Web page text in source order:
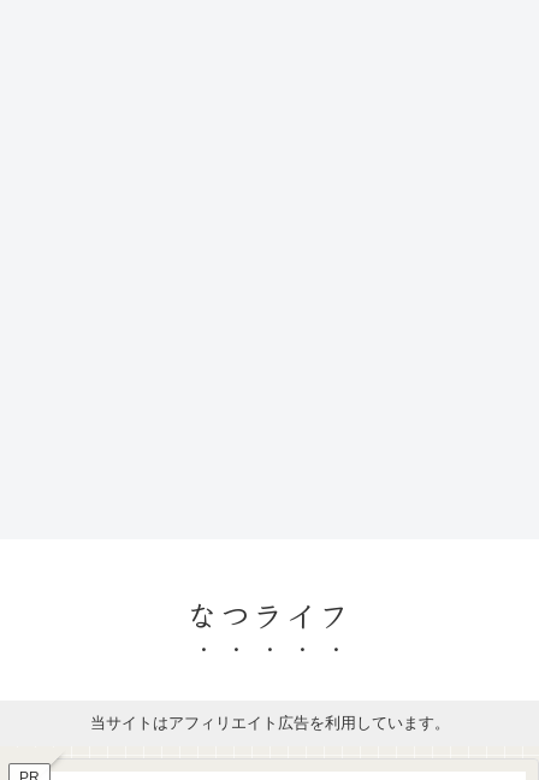
なつライフ
当サイトはアフィリエイト広告を利用しています。